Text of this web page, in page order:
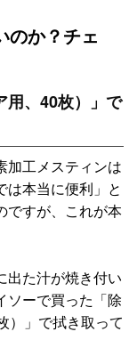
のか？チェ
用、40枚）」で
加工メスティンは
は本当に便利」と
ですが、これが本
出た汁が焼き付い
ソーで買った「除
）」で拭き取って